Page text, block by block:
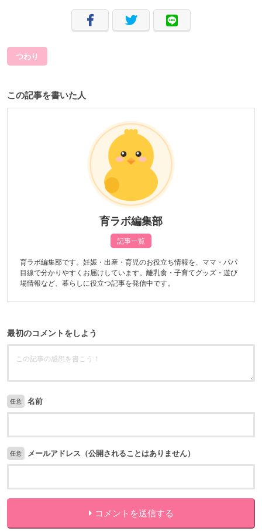
つわり
この記事を書いた人
育ラボ編集部
記事一覧
育ラボ編集部です。妊娠・出産・育児のお役立ち情報を、ママ・パパ
目線で分かりやすくお届けしています。離乳食・子育てグッズ・遊び
場情報など、暮らしに役立つ記事を発信中です。
最初のコメントをしよう
任意 名前
任意 メールアドレス（公開されることはありません）
コメントを送信する